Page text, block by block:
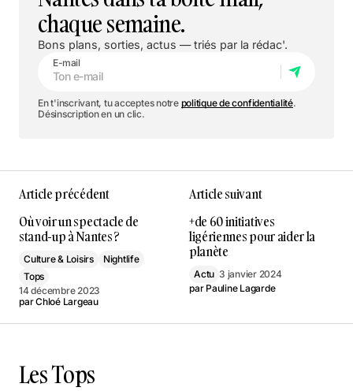
chaque semaine.
Bons plans, sorties, actus — triés par la rédac'.
E-mail
En t'inscrivant, tu acceptes notre politique de confidentialité.
Désinscription en un clic.
Article précédent
Où voir un spectacle de
stand-up à Nantes ?
Culture & Loisirs
Nightlife
Tops
14 décembre 2023
parChloé Largeau
Article suivant
+de 60 initiatives
ligériennes pour aider la
planète
Actu 3 janvier 2024
par Pauline Lagarde
Les Tops